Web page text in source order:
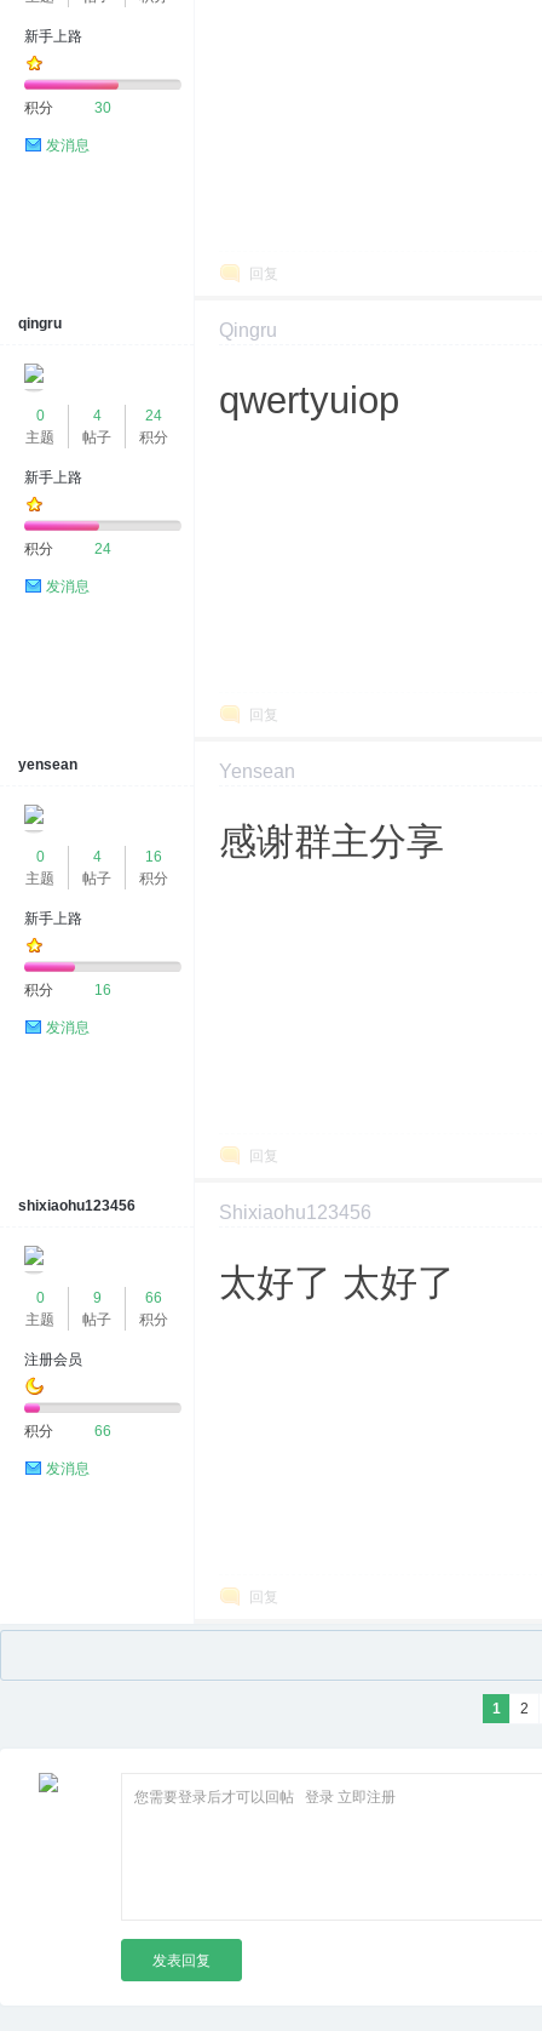
新手上路
积分 30
发消息
回复
qingru
0
主题
4
帖子
24
积分
新手上路
积分 24
发消息
Qingru
qwertyuiop
回复
yensean
0
主题
4
帖子
16
积分
新手上路
积分 16
发消息
Yensean
感谢群主分享
回复
shixiaohu123456
0
主题
9
帖子
66
积分
注册会员
积分 66
发消息
Shixiaohu123456
太好了 太好了
回复
1 2
您需要登录后才可以回帖 登录 立即注册
发表回复